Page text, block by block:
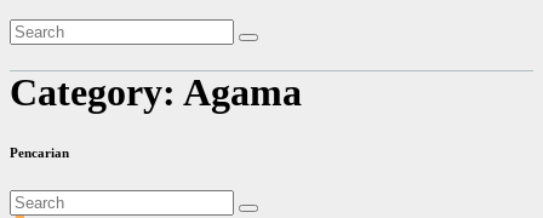
Category: Agama
Pencarian